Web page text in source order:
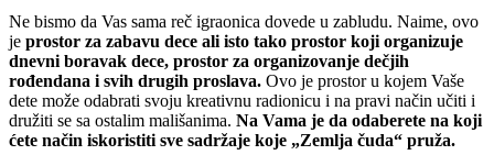
Ne bismo da Vas sama reč igraonica dovede u zabludu. Naime, ovo
je prostor za zabavu dece ali isto tako prostor koji organizuje
dnevni boravak dece, prostor za organizovanje dečjih
rođendana i svih drugih proslava. Ovo je prostor u kojem Vaše
dete može odabrati svoju kreativnu radionicu i na pravi način učiti i
družiti se sa ostalim mališanima. Na Vama je da odaberete na koji
ćete način iskoristiti sve sadržaje koje „Zemlja čuda“ pruža.